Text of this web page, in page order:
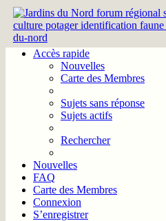
Accès rapide
Nouvelles
Carte des Membres
Sujets sans réponse
Sujets actifs
Rechercher
Nouvelles
FAQ
Carte des Membres
Connexion
S’enregistrer